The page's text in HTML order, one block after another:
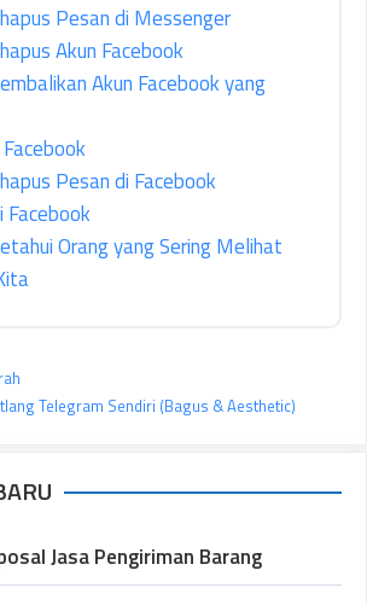
Pesan di Messenger
Akun Facebook
Akun Facebook yang
Pesan di Facebook
Facebook
Orang yang Sering Melihat
Telegram Sendiri (Bagus & Aesthetic)
Jasa Pengiriman Barang